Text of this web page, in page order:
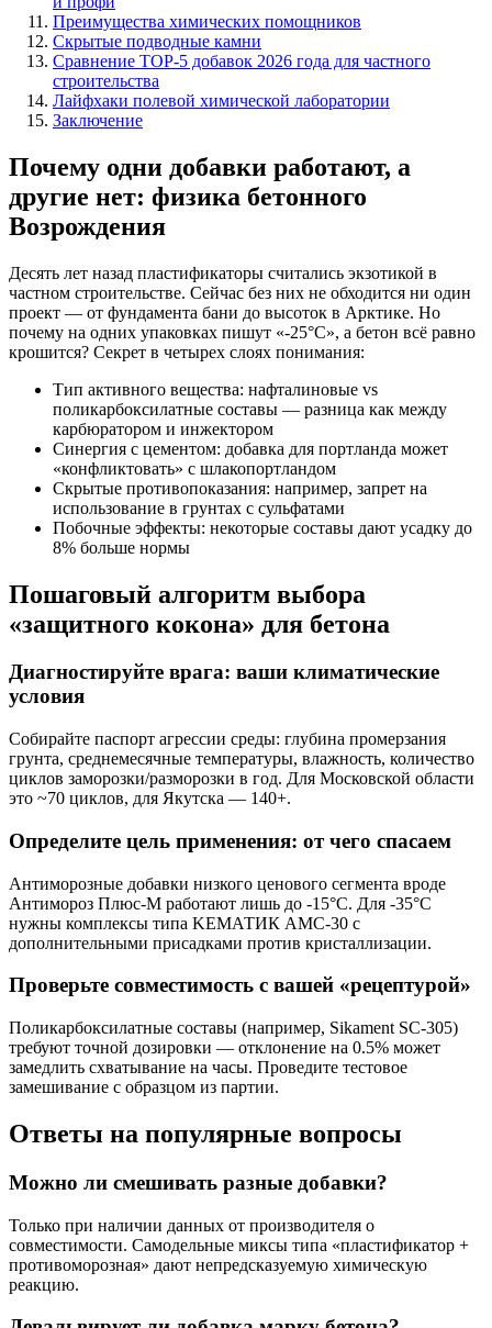
Преимущества химических помощников
Скрытые подводные камни
Сравнение TOP-5 добавок 2026 года для частного
строительства
Лайфхаки полевой химической лаборатории
Заключение
Почему одни добавки работают, а
другие нет: физика бетонного
Возрождения
Десять лет назад пластификаторы считались экзотикой в
частном строительстве. Сейчас без них не обходится ни один
проект — от фундамента бани до высоток в Арктике. Но
почему на одних упаковках пишут «-25°C», а бетон всё равно
крошится? Секрет в четырех слоях понимания:
Тип активного вещества: нафталиновые vs
поликарбоксилатные составы — разница как между
карбюратором и инжектором
Синергия с цементом: добавка для портланда может
«конфликтовать» с шлакопортландом
Скрытые противопоказания: например, запрет на
использование в грунтах с сульфатами
Побочные эффекты: некоторые составы дают усадку до
8% больше нормы
Пошаговый алгоритм выбора
«защитного кокона» для бетона
Диагностируйте врага: ваши климатические
условия
Собирайте паспорт агрессии среды: глубина промерзания
грунта, среднемесячные температуры, влажность, количество
циклов заморозки/разморозки в год. Для Московской области
это ~70 циклов, для Якутска — 140+.
Определите цель применения: от чего спасаем
Антиморозные добавки низкого ценового сегмента вроде
Антимороз Плюс-М работают лишь до -15°C. Для -35°C
нужны комплексы типа KЕМАТИК АМС-30 с
дополнительными присадками против кристаллизации.
Проверьте совместимость с вашей «рецептурой»
Поликарбоксилатные составы (например, Sikament SC-305)
требуют точной дозировки — отклонение на 0.5% может
замедлить схватывание на часы. Проведите тестовое
замешивание с образцом из партии.
Ответы на популярные вопросы
Можно ли смешивать разные добавки?
Только при наличии данных от производителя о
совместимости. Самодельные миксы типа «пластификатор +
противоморозная» дают непредсказуемую химическую
реакцию.